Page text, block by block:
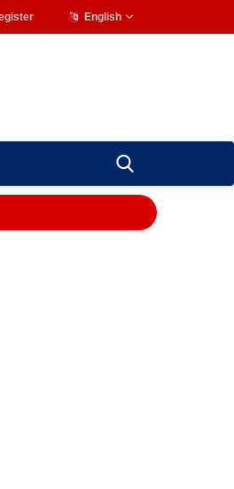
English